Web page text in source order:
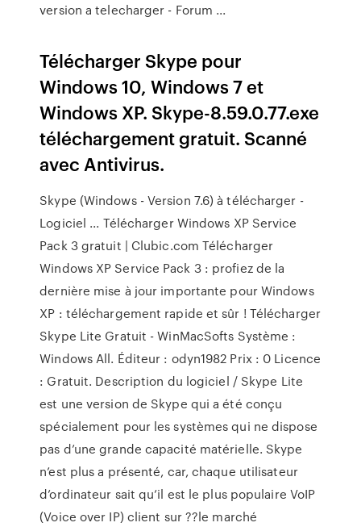
version a telecharger - Forum ...
Télécharger Skype pour
Windows 10, Windows 7 et
Windows XP. Skype-8.59.0.77.exe
téléchargement gratuit. Scanné
avec Antivirus.
Skype (Windows - Version 7.6) à télécharger -
Logiciel ... Télécharger Windows XP Service
Pack 3 gratuit | Clubic.com Télécharger
Windows XP Service Pack 3 : profiez de la
dernière mise à jour importante pour Windows
XP : téléchargement rapide et sûr ! Télécharger
Skype Lite Gratuit - WinMacSofts Système :
Windows All. Éditeur : odyn1982 Prix : 0 Licence
: Gratuit. Description du logiciel / Skype Lite
est une version de Skype qui a été conçu
spécialement pour les systèmes qui ne dispose
pas d’une grande capacité matérielle. Skype
n’est plus a présenté, car, chaque utilisateur
d’ordinateur sait qu’il est le plus populaire VoIP
(Voice over IP) client sur ??le marché